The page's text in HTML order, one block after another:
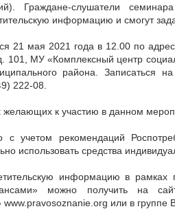
Граждане-слушатели
информацию и смогут
21 мая 2021 года в 12.00 по
101, МУ «Комплексный центр
района. Записаться
222-08.
желающих к участию в данном
с учетом рекомендаций
использовать средства
информацию в рамках
можно получить на
или в группе